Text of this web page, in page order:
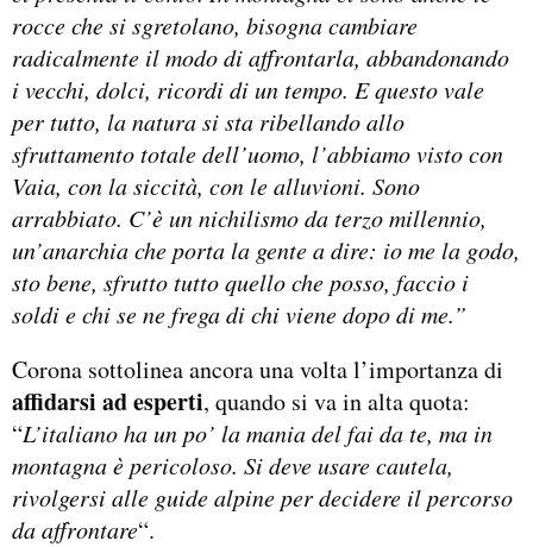
rocce che si sgretolano, bisogna cambiare
radicalmente il modo di affrontarla, abbandonando
i vecchi, dolci, ricordi di un tempo. E questo vale
per tutto, la natura si sta ribellando allo
sfruttamento totale dell’uomo, l’abbiamo visto con
Vaia, con la siccità, con le alluvioni. Sono
arrabbiato. C’è un nichilismo da terzo millennio,
un’anarchia che porta la gente a dire: io me la godo,
sto bene, sfrutto tutto quello che posso, faccio i
soldi e chi se ne frega di chi viene dopo di me.”
Corona sottolinea ancora una volta l’importanza di
affidarsi ad esperti, quando si va in alta quota:
“L’italiano ha un po’ la mania del fai da te, ma in
montagna è pericoloso. Si deve usare cautela,
rivolgersi alle guide alpine per decidere il percorso
da affrontare“.